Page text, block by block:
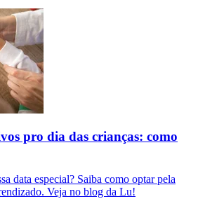
pro dia das crianças: como
data especial? Saiba como optar pela
Veja no blog da Lu!